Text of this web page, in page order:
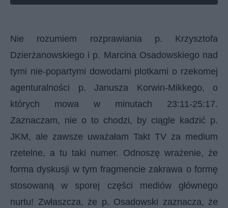
Nie rozumiem rozprawiania p. Krzysztofa
Dzierżanowskiego i p. Marcina Osadowskiego nad
tymi nie-popartymi dowodami plotkami o rzekomej
agenturalności p. Janusza Korwin-Mikkego, o
których mowa w minutach 23:11-25:17.
Zaznaczam, nie o to chodzi, by ciągle kadzić p.
JKM, ale zawsze uważałam Takt TV za medium
rzetelne, a tu taki numer. Odnoszę wrażenie, że
forma dyskusji w tym fragmencie zakrawa o formę
stosowaną w sporej części mediów głównego
nurtu! Zwłaszcza, że p. Osadowski zaznacza, że